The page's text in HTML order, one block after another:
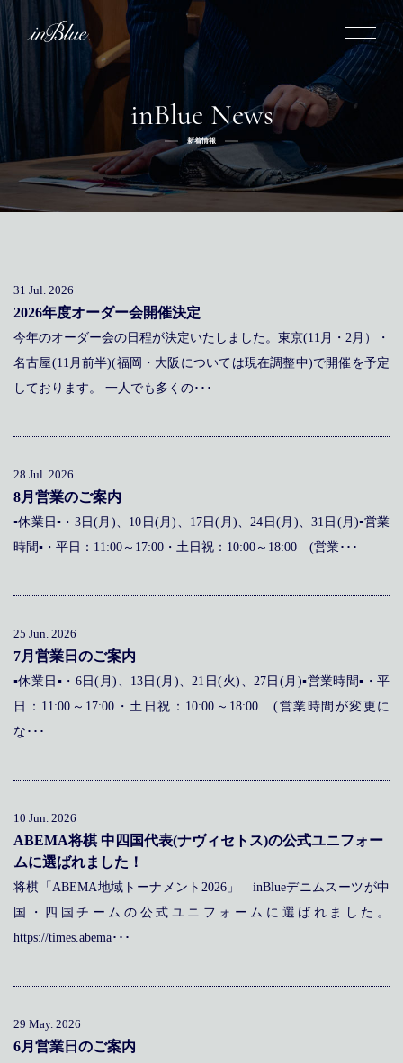
inBlueについて
inBlueの強み ヒストリー
オーダー方法
ふるさと納税
リボーン
新着
ニュース インタビュー
社長ブログ
採用情報
新卒採用 店舗概要
JP EN
inBlue News
新着情報
31 Jul. 2026
2026年度オーダー会開催決定
今年のオーダー会の日程が決定いたしました。東京(11月・2月）・
名古屋(11月前半)(福岡・大阪については現在調整中)で開催を予定
しております。 一人でも多くの･･･
28 Jul. 2026
8月営業のご案内
▪休業日▪・3日(月)、10日(月)、17日(月)、24日(月)、31日(月)▪営業
時間▪・平日：11:00～17:00・土日祝：10:00～18:00 (営業･･･
25 Jun. 2026
7月営業日のご案内
▪休業日▪・6日(月)、13日(月)、21日(火)、27日(月)▪営業時間▪・平
日：11:00～17:00・土日祝：10:00～18:00 (営業時間が変更に
な･･･
10 Jun. 2026
ABEMA将棋 中四国代表(ナヴィセトス)の公式ユニフォー
ムに選ばれました！
将棋「ABEMA地域トーナメント2026」 inBlueデニムスーツが中
国・四国チームの公式ユニフォームに選ばれました。
https://times.abema･･･
29 May. 2026
6月営業日のご案内